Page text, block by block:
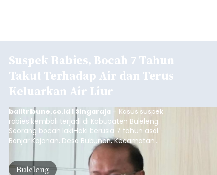
Suspek Rabies, Bocah 7 Tahun
Takut Terhadap Air dan Terus
Keluarkan Air Liur
balitribune.co.id I Singaraja - Kasus suspek
rabies kembali terjadi di Kabupaten Buleleng.
Seorang bocah laki-laki berusia 7 tahun asal
Banjar Kajanan, Desa Bubunan, Kecamatan
Seririt, dilaporkan mengalami gejala khas rabies
setelah sebelumnya digigit anjing pada awal Juni
2026.
Buleleng